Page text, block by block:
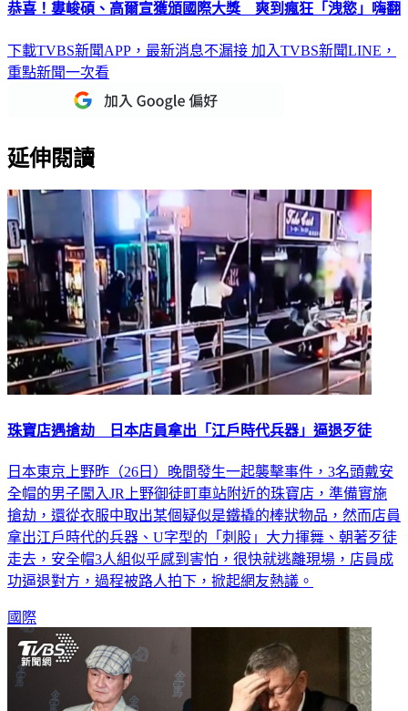
恭喜！婁峻碩、高爾宣獲頒國際大獎 爽到瘋狂「洩慾」嗨翻
下載TVBS新聞APP，最新消息不漏接 加入TVBS新聞LINE，
重點新聞一次看
延伸閱讀
珠寶店遇搶劫 日本店員拿出「江戶時代兵器」逼退歹徒
日本東京上野昨（26日）晚間發生一起襲擊事件，3名頭戴安
全帽的男子闖入JR上野御徒町車站附近的珠寶店，準備實施
搶劫，還從衣服中取出某個疑似是鐵撬的棒狀物品，然而店員
拿出江戶時代的兵器、U字型的「刺股」大力揮舞、朝著歹徒
走去，安全帽3人組似乎感到害怕，很快就逃離現場，店員成
功逼退對方，過程被路人拍下，掀起網友熱議。
國際